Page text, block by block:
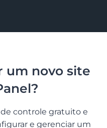
um novo site
controle gratuito e
e gerenciar um